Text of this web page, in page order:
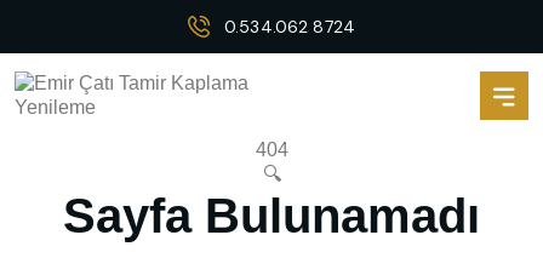
0.534.062 8724
404
🔍
Sayfa Bulunamadı